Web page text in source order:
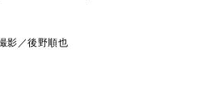
影／後野順也